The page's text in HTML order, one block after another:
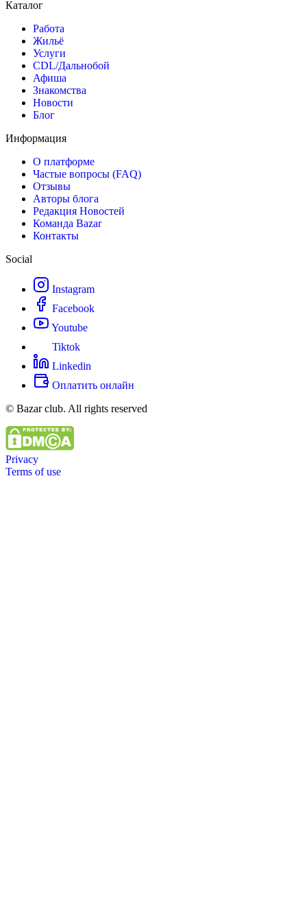
Каталог
Работа
Жильё
Услуги
CDL/Дальнобой
Афиша
Знакомства
Новости
Блог
Информация
О платформе
Частые вопросы (FAQ)
Отзывы
Авторы блога
Редакция Новостей
Команда Bazar
Контакты
Social
Instagram
Facebook
Youtube
Tiktok
Linkedin
Оплатить онлайн
© Bazar club. All rights reserved
Privacy
Terms of use